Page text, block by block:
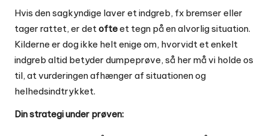
Hvis den sagkyndige laver et indgreb, fx bremser eller
tager rattet, er detofteet tegn på en alvorlig situation.
Kilderne er dog ikke helt enige om, hvorvidt et enkelt
indgreb altid betyder dumpeprøve, så her må vi holde os
til, at vurderingen afhænger af situationen og
helhedsindtrykket.
Din strategi under prøven: